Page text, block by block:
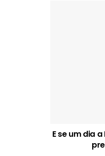
E se um dia